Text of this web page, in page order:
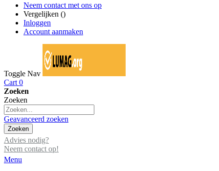
Neem contact met ons op
Vergelijken ()
Inloggen
Account aanmaken
Toggle Nav
Cart 0
Zoeken
Zoeken
Geavanceerd zoeken
Zoeken
Advies nodig?
Neem contact op!
Menu